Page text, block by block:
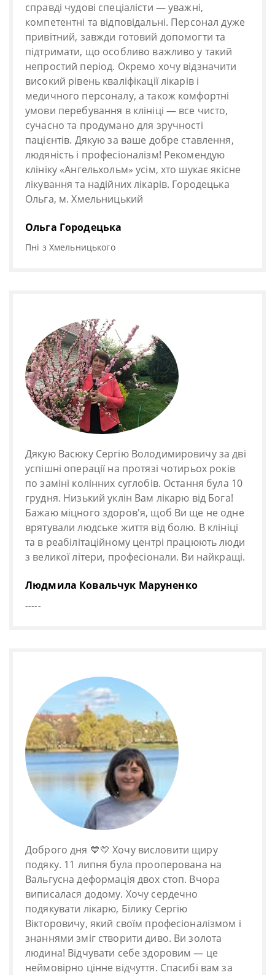
справді чудові спеціалісти — уважні,
компетентні та відповідальні. Персонал дуже
привітний, завжди готовий допомогти та
підтримати, що особливо важливо у такий
непростий період. Окремо хочу відзначити
високий рівень кваліфікації лікарів і
медичного персоналу, а також комфортні
умови перебування в клініці — все чисто,
сучасно та продумано для зручності
пацієнтів. Дякую за ваше добре ставлення,
людяність і професіоналізм! Рекомендую
клініку «Ангельхольм» усім, хто шукає якісне
лікування та надійних лікарів. Городецька
Ольга, м. Хмельницький
Ольга Городецька
Пні з Хмельницького
Дякую Васюку Сергію Володимировичу за дві
успішні операції на протязі чотирьох років
по заміні колінних суглобів. Остання була 10
грудня. Низький уклін Вам лікарю від Бога!
Бажаю міцного здоров'я, щоб Ви ще не одне
врятували людське життя від болю. В клініці
та в реабілітаційному центрі працюють люди
з великої літери, професіонали. Ви найкращі.
Людмила Ковальчук Маруненко
-----
Доброго дня 💙💛 Хочу висловити щиру
подяку. 11 липня була прооперована на
Вальгусна деформація двох стоп. Вчора
виписалася додому. Хочу сердечно
подякувати лікарю, Білику Сергію
Вікторовичу, який своїм професіоналізмом і
знаннями зміг створити диво. Ви золота
людина! Відчувати себе здоровим — це
неймовірно цінне відчуття. Спасибі вам за